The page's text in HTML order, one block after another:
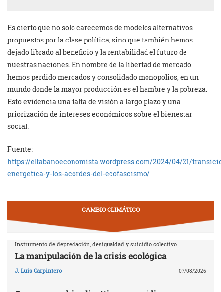
Es cierto que no solo carecemos de modelos alternativos
propuestos por la clase política, sino que también hemos
dejado librado al beneficio y la rentabilidad el futuro de
nuestras naciones. En nombre de la libertad de mercado
hemos perdido mercados y consolidado monopolios, en un
mundo donde la mayor producción es el hambre y la pobreza.
Esto evidencia una falta de visión a largo plazo y una
priorización de intereses económicos sobre el bienestar
social.
Fuente:
https://eltabanoeconomista.wordpress.com/2024/04/21/
energetica-y-los-acordes-del-ecofascismo/
CAMBIO CLIMÁTICO
Instrumento de depredación, desigualdad y suicidio colectivo
La manipulación de la crisis ecológica
J. Luis Carpintero 07/08/2026